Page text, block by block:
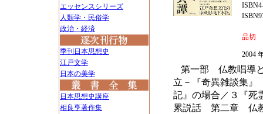
エッセンスシリーズ
人類学・民俗学
政治・経済
季刊日本思想史
江戸文学
日本の美学
日本思想史講座
相良亨著作集
品切
2004
第一部 仏教唱導
立－『奇異雑談集』
記』の場合／３『死
累説話 第二章 仏